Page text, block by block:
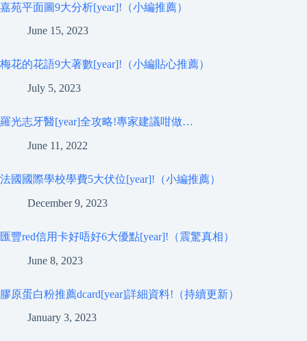
嘉苑平面圖9大分析[year]!（小編推薦）
June 15, 2023
梅花的花語9大著數[year]!（小編貼心推薦）
July 5, 2023
羅光志牙醫[year]全攻略!專家建議咁做…
June 11, 2022
法國國際學校學費5大伏位[year]!（小編推薦）
December 9, 2023
匯豐red信用卡好唔好6大優點[year]!（震驚真相）
June 8, 2023
膠原蛋白粉推薦dcard[year]詳細資料!（持續更新）
January 3, 2023